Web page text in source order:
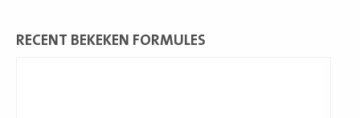
RECENT BEKEKEN FORMULES